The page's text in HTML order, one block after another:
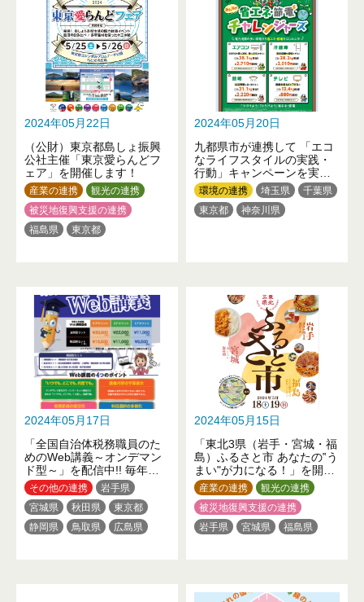
2024年05月22日
（公財）東京都島しょ振興
公社主催「東京愛らんどフ
ェア」を開催します！
産業の連携
観光の連携
被災地復興支援の連携
福島県
東京都
2024年05月20日
九都県市が連携して 「エコ
なライフスタイルの実践・
行動」キャンペーンを実施
しています！
環境の連携 埼玉県
千葉県
東京都
神奈川県
2024年05月17日
「全国自治体税務職員のた
めのWeb講義～オンデマン
ド型～」を配信中!! 毎年好
評の税務研修教材です。
その他の連携
岩手県
宮城県
秋田県
東京都
静岡県
鳥取県
広島県
2024年05月15日
「東北3県（岩手・宮城・福
島）ふるさと市 あなたの‟う
まい"が力になる！」を開催
します！
産業の連携
観光の連携
被災地復興支援の連携
岩手県
宮城県
福島県